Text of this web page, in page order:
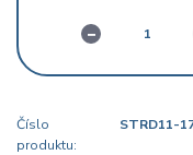
Číslo
produktu:
STRD11-